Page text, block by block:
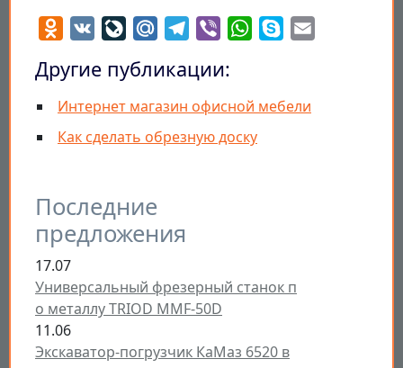
Последние
предложения
17.07
Универсальный фрезерный станок п
о металлу TRIOD MMF-50D
11.06
Экскаватор-погрузчик КаМаз 6520 в
Odnoklassniki
VK LiveJournal
Mail.RuTelegram
Viber WhatsApp
Skype
Другие публикации:
Интернет магазин офисной мебели
Как сделать обрезную доску